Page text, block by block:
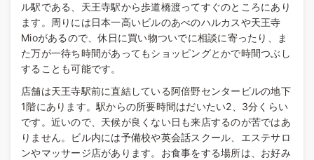
ル駅である、天王寺駅から歩道橋渡ってすぐのところにあり
ます。周りには日本一高いビルのあべのハルカスや天王寺
Mioがあるので、休日に買い物ついでに相談に寄ったり、ま
た万が一待ち時間があってもショッピングとかで時間つぶし
することも可能です。
店舗は天王寺駅前に直結している阿倍野センタービルの地下
1階にあります。駅からの所要時間はだいたい2、3分くらい
です。近いので、天候が良くない日も来店するのが苦ではあ
りません。ビル内には予備校や英会話スクール、エステサロ
ンやマッサージ店があります。お食事をする場所は、お好み